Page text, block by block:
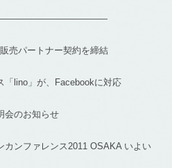
売パートナー契約を締結
「lino」が、Facebookに対応
会のお知らせ
カンファレンス2011 OSAKA いよい